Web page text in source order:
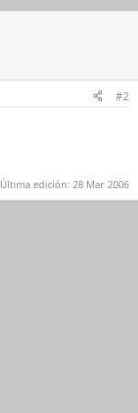
#2
Última edición: 28 Mar 2006